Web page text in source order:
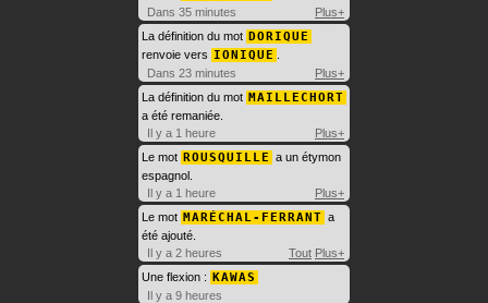
Dans 35 minutes
Plus+
La définition du mot DORIQUE
renvoie vers IONIQUE
Dans 23 minutes
Plus+
La définition du mot MAILLECHORT
a été remaniée.
Il y a 1 heure
Plus+
Le mot ROUSQUILLE a un étymon
espagnol.
Il y a 1 heure
Plus+
Le mot MARÉCHAL-FERRANT a
été ajouté.
Il y a 2 heures
Tout Plus+
Une flexion : KAWAS
Il y a 9 heures